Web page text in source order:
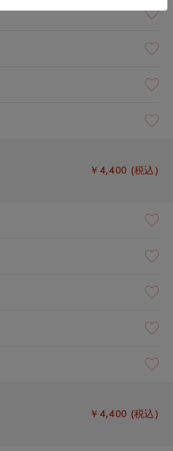
￥4,400 (税込)
￥4,400 (税込)